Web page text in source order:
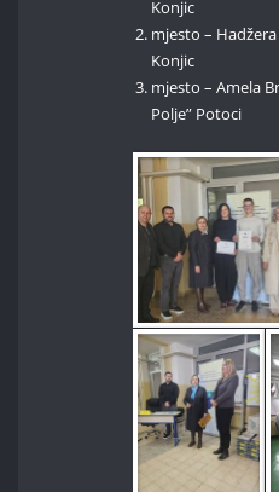
Konjic
mjesto –
Konjic
mjesto – Amela
Polje” Potoci